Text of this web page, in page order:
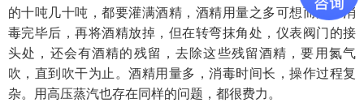
的十吨几十吨，都要灌满酒精，酒精用量之多可想而知。消
毒完毕后，再将酒精放掉，但在转弯抹角处，仪表阀门的接
头处，还会有酒精的残留，去除这些残留酒精，要用氮气
吹，直到吹干为止。酒精用量多，消毒时间长，操作过程复
杂。用高压蒸汽也存在同样的问题，都很费力。